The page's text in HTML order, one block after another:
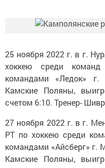
25 ноября 2022 г. в г.
хоккею среди
командами «Ледок»
Камские Поляны,
счетом 6:10. Тренер-
27 ноября 2022 г. в г.
РТ по хоккею среди
командами «Айсберг» г.
Камские Поляны,